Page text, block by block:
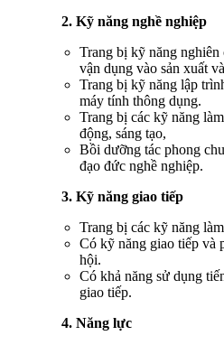
2. Kỹ năng nghề nghiệp
Trang bị kỹ năng
vận dụng vào sản xuất
Trang bị kỹ năng lập
máy tính thông dụng.
Trang bị các kỹ năng
động, sáng tạo,
Bồi dưỡng tác phong
đạo đức nghề nghiệp.
3. Kỹ năng giao tiếp
Trang bị các kỹ năng
Có kỹ năng giao tiếp và
hội.
Có khả năng sử dụng
giao tiếp.
4. Năng lực